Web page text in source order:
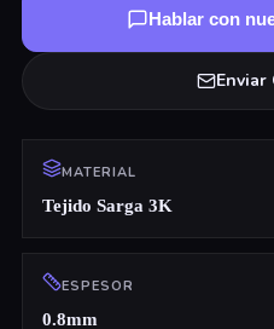
Hablar con
Enviar
MATERIAL
Tejido Sarga 3K
ESPESOR
0.8mm